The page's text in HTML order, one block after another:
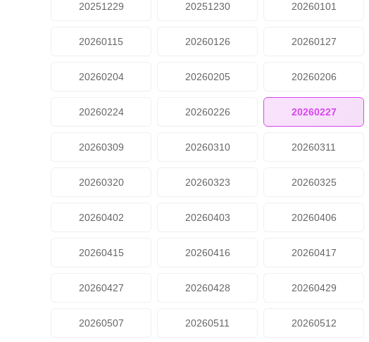
20251229 20251230 20260101
20260115 20260126 20260127
20260204 20260205 20260206
20260224 20260226 20260227
20260309 20260310 20260311
20260320 20260323 20260325
20260402 20260403 20260406
20260415 20260416 20260417
20260427 20260428 20260429
20260507 20260511 20260512